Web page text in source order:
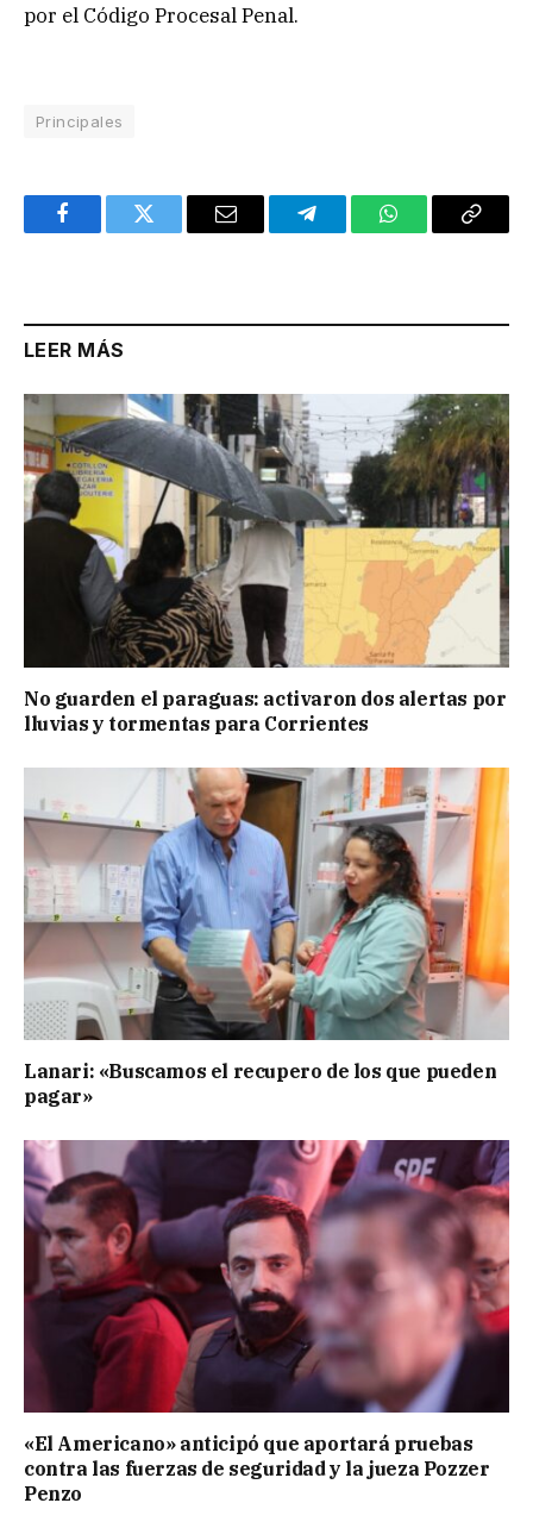
por el Código Procesal Penal.
Principales
FacebookTwitter Email TelegramWhatsAppCopy
LEER MÁS
No guarden el paraguas: activaron dos alertas por
lluvias y tormentas para Corrientes
Lanari: «Buscamos el recupero de los que pueden
pagar»
«El Americano» anticipó que aportará pruebas
contra las fuerzas de seguridad y la jueza Pozzer
Penzo